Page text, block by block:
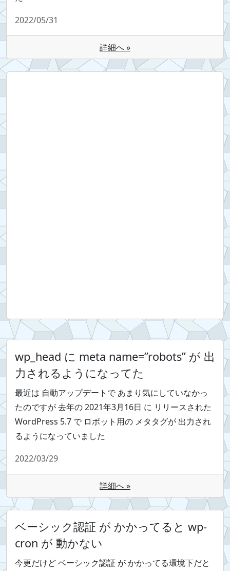
2022/05/31
詳細へ »
wp_head に meta name=”robots” が 出
力されるようになってた
最近は 自動アップデートで あまり気にしていなかっ
たのですが 去年の 2021年3月16日 に リリースされた
WordPress 5.7 で ロボット用の メタタグが 出力され
るようになっていました
2022/03/29
詳細へ »
ベーシック認証 が かかってると wp-
cron が 動かない
今更だけど ベーシック認証 が かかってる環境下だと